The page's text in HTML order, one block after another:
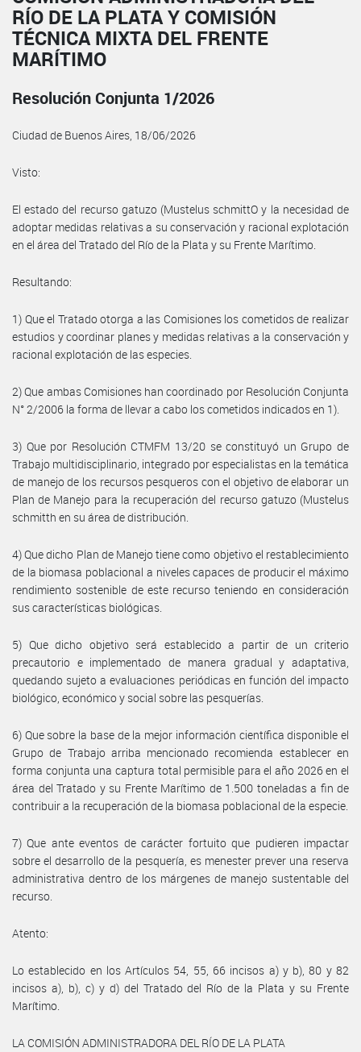
RÍO DE LA PLATA Y COMISIÓN
TÉCNICA MIXTA DEL FRENTE
MARÍTIMO
Resolución Conjunta 1/2026
Ciudad de Buenos Aires, 18/06/2026
Visto:
El estado del recurso gatuzo (Mustelus schmittO y la necesidad de
adoptar medidas relativas a su conservación y racional explotación
en el área del Tratado del Río de la Plata y su Frente Marítimo.
Resultando:
1) Que el Tratado otorga a las Comisiones los cometidos de realizar
estudios y coordinar planes y medidas relativas a la conservación y
racional explotación de las especies.
2) Que ambas Comisiones han coordinado por Resolución Conjunta
N° 2/2006 la forma de llevar a cabo los cometidos indicados en 1).
3) Que por Resolución CTMFM 13/20 se constituyó un Grupo de
Trabajo multidisciplinario, integrado por especialistas en la temática
de manejo de los recursos pesqueros con el objetivo de elaborar un
Plan de Manejo para la recuperación del recurso gatuzo (Mustelus
schmitth en su área de distribución.
4) Que dicho Plan de Manejo tiene como objetivo el restablecimiento
de la biomasa poblacional a niveles capaces de producir el máximo
rendimiento sostenible de este recurso teniendo en consideración
sus características biológicas.
5) Que dicho objetivo será establecido a partir de un criterio
precautorio e implementado de manera gradual y adaptativa,
quedando sujeto a evaluaciones periódicas en función del impacto
biológico, económico y social sobre las pesquerías.
6) Que sobre la base de la mejor información científica disponible el
Grupo de Trabajo arriba mencionado recomienda establecer en
forma conjunta una captura total permisible para el año 2026 en el
área del Tratado y su Frente Marítimo de 1.500 toneladas a fin de
contribuir a la recuperación de la biomasa poblacional de la especie.
7) Que ante eventos de carácter fortuito que pudieren impactar
sobre el desarrollo de la pesquería, es menester prever una reserva
administrativa dentro de los márgenes de manejo sustentable del
recurso.
Atento:
Lo establecido en los Artículos 54, 55, 66 incisos a) y b), 80 y 82
incisos a), b), c) y d) del Tratado del Río de la Plata y su Frente
Marítimo.
LA COMISIÓN ADMINISTRADORA DEL RÍO DE LA PLATA